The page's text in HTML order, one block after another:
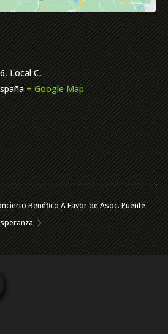
Local C,
+ Google Map
Benéfico A Favor de Asoc. Puente